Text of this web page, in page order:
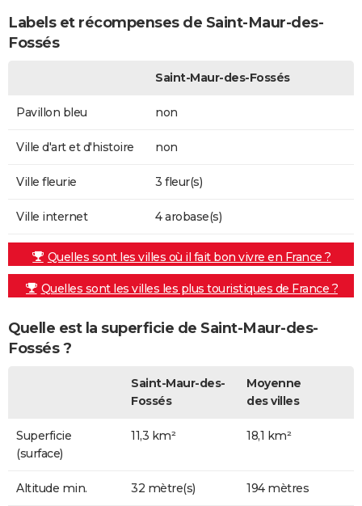
Labels et récompenses de Saint-Maur-des-
Fossés
Saint-Maur-des-Fossés
Pavillon bleu non
Ville d'art et d'histoire non
Ville fleurie 3 fleur(s)
Ville internet 4 arobase(s)
Quelles sont les villes où il fait bon vivre en France ?
Quelles sont les villes les plus touristiques de France ?
Quelle est la superficie de Saint-Maur-des-
Fossés ?
Saint-Maur-des-
Fossés
Moyenne
des villes
Superficie
(surface)
11,3 km² 18,1 km²
Altitude min. 32 mètre(s) 194 mètres